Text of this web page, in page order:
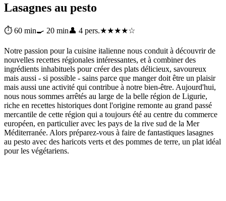
Lasagnes au pesto
⏱ 60 min🍳 20 min👤 4 pers.★★★★☆
Notre passion pour la cuisine italienne nous conduit à découvrir de
nouvelles recettes régionales intéressantes, et à combiner des
ingrédients inhabituels pour créer des plats délicieux, savoureux
mais aussi - si possible - sains parce que manger doit être un plaisir
mais aussi une activité qui contribue à notre bien-être. Aujourd'hui,
nous nous sommes arrêtés au large de la belle région de Ligurie,
riche en recettes historiques dont l'origine remonte au grand passé
mercantile de cette région qui a toujours été au centre du commerce
européen, en particulier avec les pays de la rive sud de la Mer
Méditerranée. Alors préparez-vous à faire de fantastiques lasagnes
au pesto avec des haricots verts et des pommes de terre, un plat idéal
pour les végétariens.